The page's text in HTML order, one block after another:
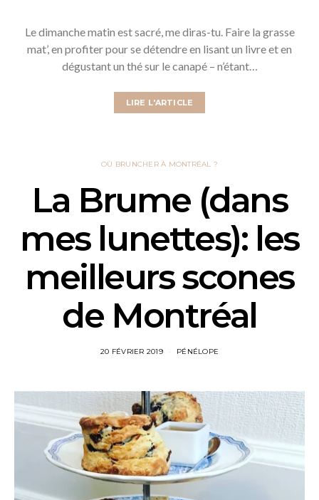
Le dimanche matin est sacré, me diras-tu. Faire la grasse
mat’, en profiter pour se détendre en lisant un livre et en
dégustant un thé sur le canapé – n’étant…
LIRE L'ARTICLE
OÙ BRUNCHER À MONTRÉAL ?
La Brume (dans
mes lunettes): les
meilleurs scones
de Montréal
20 FÉVRIER 2019 PÉNÉLOPE